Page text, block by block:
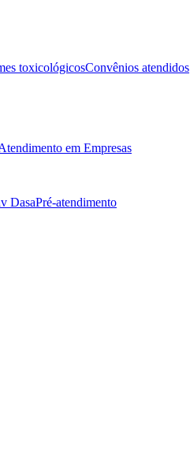
toxicológicosConvênios atendidos
em Empresas
DasaPré-atendimento